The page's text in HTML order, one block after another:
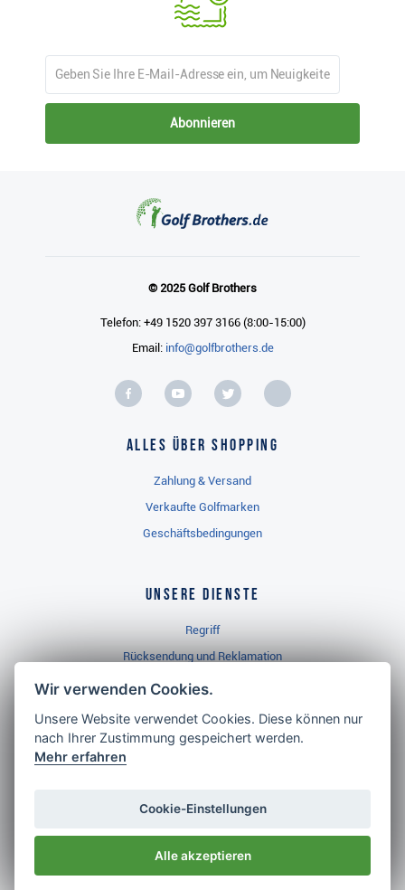
Abonnieren
© 2025 Golf Brothers
Telefon: +49 1520 397 3166 (8:00-15:00)
Email: info@golfbrothers.de
Alles über Shopping
Zahlung & Versand
Verkaufte Golfmarken
Geschäftsbedingungen
Unsere Dienste
Regriff
Rücksendung und Reklamation
Widerrufsbelehrung
Golf Brothers.de
Neuheiten
Impressum
Wir verwenden Cookies.
Unsere Website verwendet Cookies. Diese können nur
nach Ihrer Zustimmung gespeichert werden.
Mehr erfahren
Cookie-Einstellungen
Alle akzeptieren